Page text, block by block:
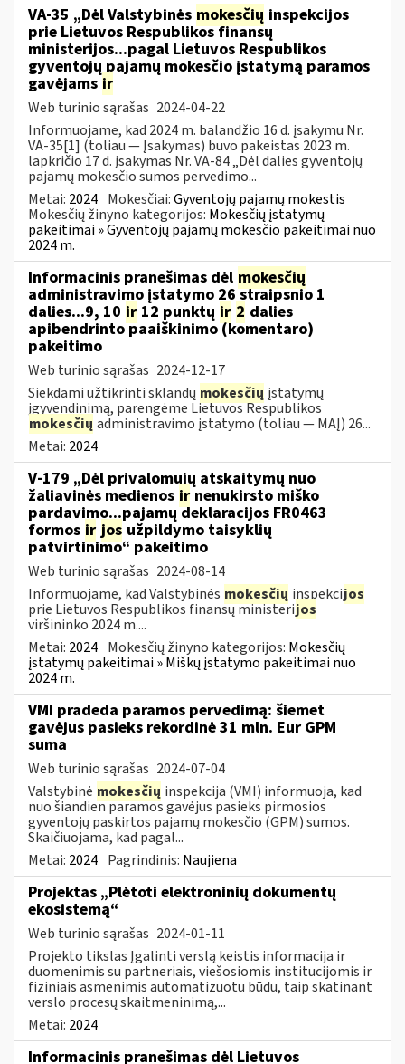
VA-35 „Dėl Valstybinės mokesčių inspekcijos
prie Lietuvos Respublikos finansų
ministerijos...pagal Lietuvos Respublikos
gyventojų pajamų mokesčio įstatymą paramos
gavėjams ir
Web turinio sąrašas 2024-04-22
Informuojame, kad 2024 m. balandžio 16 d. įsakymu Nr.
VA-35[1] (toliau — Įsakymas) buvo pakeistas 2023 m.
lapkričio 17 d. įsakymas Nr. VA-84 „Dėl dalies gyventojų
pajamų mokesčio sumos pervedimo...
Metai: 2024 Mokesčiai:Gyventojų pajamų mokestis
Mokesčių žinyno kategorijos: Mokesčių įstatymų
pakeitimai » Gyventojų pajamų mokesčio pakeitimai nuo
2024 m.
Informacinis pranešimas dėl mokesčių
administravimo įstatymo 26 straipsnio 1
dalies...9, 10 ir 12 punktų ir 2 dalies
apibendrinto paaiškinimo (komentaro)
pakeitimo
Web turinio sąrašas 2024-12-17
Siekdami užtikrinti sklandų mokesčių įstatymų
įgyvendinimą, parengėme Lietuvos Respublikos
mokesčių administravimo įstatymo (toliau — MAĮ) 26...
Metai: 2024
V-179 „Dėl privalomųjų atskaitymų nuo
žaliavinės medienos ir nenukirsto miško
pardavimo...pajamų deklaracijos FR0463
formos ir jos užpildymo taisyklių
patvirtinimo“ pakeitimo
Web turinio sąrašas 2024-08-14
Informuojame, kad Valstybinės mokesčių inspekcijos
prie Lietuvos Respublikos finansų ministerijos
viršininko 2024 m....
Metai: 2024 Mokesčių žinyno kategorijos: Mokesčių
įstatymų pakeitimai » Miškų įstatymo pakeitimai nuo
2024 m.
VMI pradeda paramos pervedimą: šiemet
gavėjus pasieks rekordinė 31 mln. Eur GPM
suma
Web turinio sąrašas 2024-07-04
Valstybinė mokesčių inspekcija (VMI) informuoja, kad
nuo šiandien paramos gavėjus pasieks pirmosios
gyventojų paskirtos pajamų mokesčio (GPM) sumos.
Skaičiuojama, kad pagal...
Metai: 2024 Pagrindinis: Naujiena
Projektas „Plėtoti elektroninių dokumentų
ekosistemą“
Web turinio sąrašas 2024-01-11
Projekto tikslas Įgalinti verslą keistis informacija ir
duomenimis su partneriais, viešosiomis institucijomis ir
fiziniais asmenimis automatizuotu būdu, taip skatinant
verslo procesų skaitmeninimą,...
Metai: 2024
Informacinis pranešimas dėl Lietuvos